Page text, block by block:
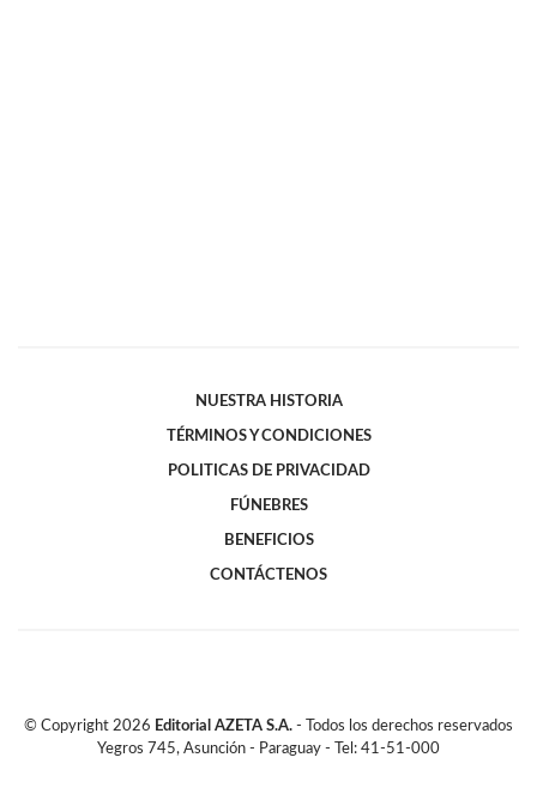
NUESTRA HISTORIA
TÉRMINOS Y CONDICIONES
POLITICAS DE PRIVACIDAD
FÚNEBRES
BENEFICIOS
CONTÁCTENOS
© Copyright 2026 Editorial AZETA S.A. - Todos los derechos reservados
Yegros 745, Asunción - Paraguay - Tel: 41-51-000